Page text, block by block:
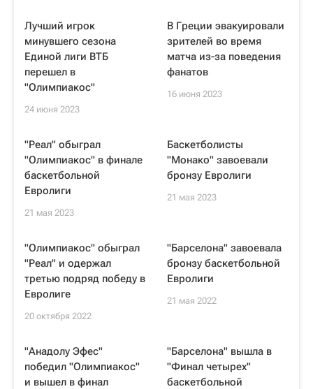
Лучший игрок
минувшего сезона
Единой лиги ВТБ
перешел в
"Олимпиакос"
24 июня 2023
В Греции эвакуировали
зрителей во время
матча из-за поведения
фанатов
16 июня 2023
"Реал" обыграл
"Олимпиакос" в финале
баскетбольной
Евролиги
21 мая 2023
Баскетболисты
"Монако" завоевали
бронзу Евролиги
21 мая 2023
"Олимпиакос" обыграл
"Реал" и одержал
третью подряд победу в
Евролиге
20 октября 2022
"Барселона" завоевала
бронзу баскетбольной
Евролиги
21 мая 2022
"Анадолу Эфес"
победил "Олимпиакос"
и вышел в финал
"Барселона" вышла в
"Финал четырех"
баскетбольной